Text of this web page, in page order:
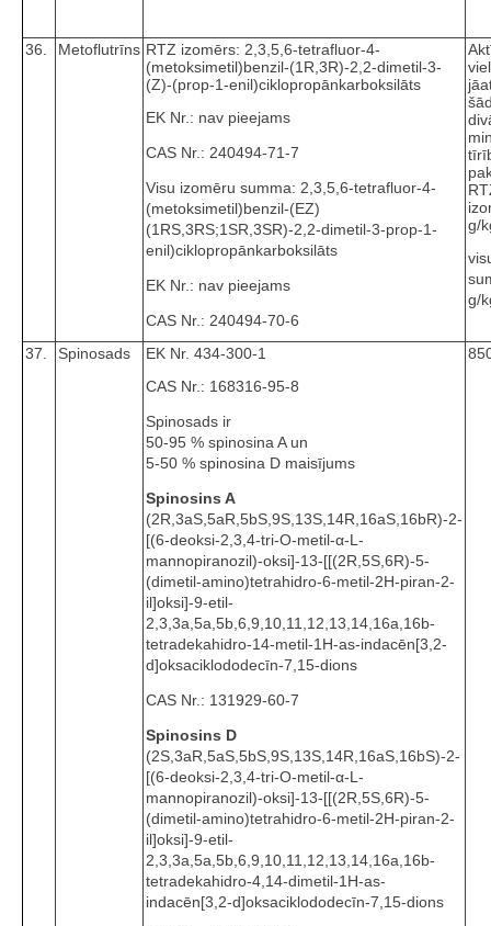
36. Metoflutrīns RTZ izomērs: 2,3,5,6-tetrafluor-4-
(metoksimetil)benzil-(1R,3R)-2,2-dimetil-3-
(Z)-(prop-1-enil)ciklopropānkarboksilāts
EK Nr.: nav pieejams
CAS Nr.: 240494-71-7
Visu izomēru summa: 2,3,5,6-tetrafluor-4-
(metoksimetil)benzil-(EZ)
(1RS,3RS;1SR,3SR)-2,2-dimetil-3-prop-1-
enil)ciklopropānkarboksilāts
EK Nr.: nav pieejams
CAS Nr.: 240494-70-6
g/
g/
37. Spinosads
EK Nr. 434-300-1
CAS Nr.: 168316-95-8
Spinosads ir
50-95 % spinosina A un
5-50 % spinosina D maisījums
Spinosins A
(2R,3aS,5aR,5bS,9S,13S,14R,16aS,16bR)-2-
[(6-deoksi-2,3,4-tri-O-metil-α-L-
mannopiranozil)-oksi]-13-[[(2R,5S,6R)-5-
(dimetil-amino)tetrahidro-6-metil-2H-piran-2-
il]oksi]-9-etil-
2,3,3a,5a,5b,6,9,10,11,12,13,14,16a,16b-
tetradekahidro-14-metil-1H-as-indacēn[3,2-
d]oksaciklododecīn-7,15-dions
CAS Nr.: 131929-60-7
Spinosins D
(2S,3aR,5aS,5bS,9S,13S,14R,16aS,16bS)-2-
[(6-deoksi-2,3,4-tri-O-metil-α-L-
mannopiranozil)-oksi]-13-[[(2R,5S,6R)-5-
(dimetil-amino)tetrahidro-6-metil-2H-piran-2-
il]oksi]-9-etil-
2,3,3a,5a,5b,6,9,10,11,12,13,14,16a,16b-
tetradekahidro-4,14-dimetil-1H-as-
indacēn[3,2-d]oksaciklododecīn-7,15-dions